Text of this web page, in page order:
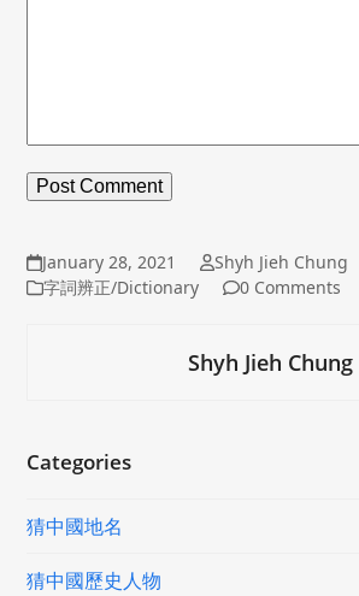
January 28, 2021
Shyh Jieh Chung
字詞辨正/Dictionary
0 Comments
Shyh Jieh Chung
Categories
猜中國地名
猜中國歷史人物